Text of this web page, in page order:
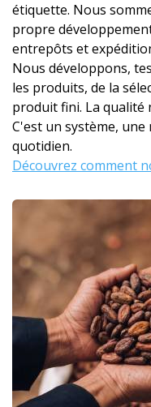
étiquette. Nous
propre
entrepôts et
Nous développons,
les produits, de la
produit fini. La qualité
C'est un système,
quotidien.
Découvrez comment